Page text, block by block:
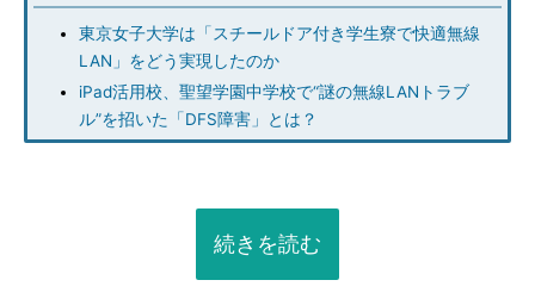
東京女子大学は「スチールドア付き学生寮で快適無線
LAN」をどう実現したのか
iPad活用校、聖望学園中学校で“謎の無線LANトラブ
ル”を招いた「DFS障害」とは？
続きを読む